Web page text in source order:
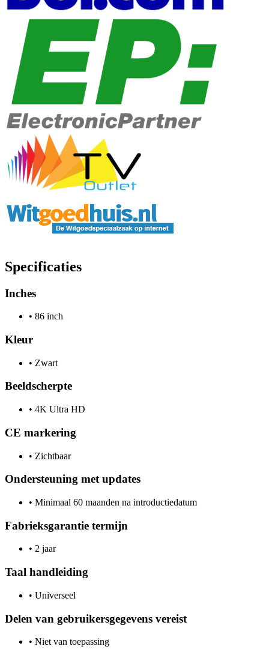
Specificaties
Inches
• 86 inch
Kleur
• Zwart
Beeldscherpte
• 4K Ultra HD
CE markering
• Zichtbaar
Ondersteuning met updates
• Minimaal 60 maanden na introductiedatum
Fabrieksgarantie termijn
• 2 jaar
Taal handleiding
• Universeel
Delen van gebruikersgegevens vereist
• Niet van toepassing